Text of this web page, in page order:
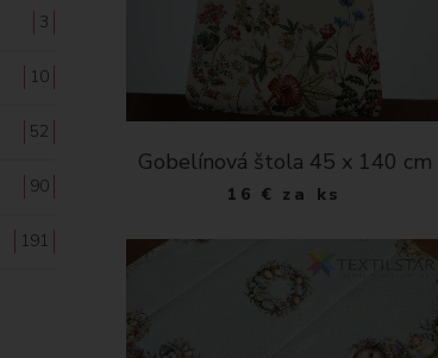
Gobelínová štola 45 x 140 cm
16 € za ks
3
10
52
90
191